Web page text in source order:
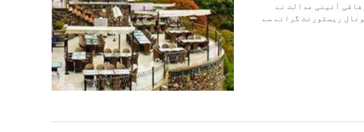
آئینی عدالت نے
ریسٹورنٹ گرانے سے